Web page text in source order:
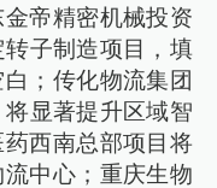
帝精密机械投资
子制造项目，填
；传化物流集团
显著提升区域智
西南总部项目将
中心；重庆生物